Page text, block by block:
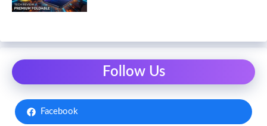
Follow Us
Facebook